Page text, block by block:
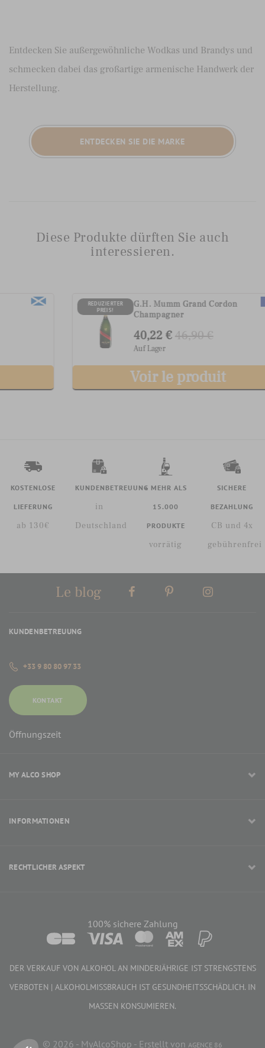
Entdecken Sie außergewöhnliche Wodkas und Brandys und
schmecken dabei das großartige armenische Handwerk der
Herstellung.
ENTDECKEN SIE DIE MARKE
Diese Produkte dürften Sie auch
interessieren.
REDUZIERTER
G.H. Mumm Grand Cordon
Champagner
40,22 € 46,90 €
Auf Lager
Voir le produit
KOSTENLOSE
LIEFERUNG
ab 130€
KUNDENBETREUUNG
in
Deutschland
+ MEHR ALS
15.000
PRODUKTE
vorrätig
SICHERE
BEZAHLUNG
CB und 4x
gebührenfrei
Le blog
KUNDENBETREUUNG
+33 9 80 80 97 33
KONTAKT
Öffnungszeit
MY ALCO SHOP
INFORMATIONEN
RECHTLICHER ASPEKT
100% sichere Zahlung
DER VERKAUF VON ALKOHOL AN MINDERJÄHRIGE IST STRENGSTENS
VERBOTEN | ALKOHOLMISSBRAUCH IST GESUNDHEITSSCHÄDLICH. IN
MASSEN KONSUMIEREN.
© 2026 - MyAlcoShop - Erstellt von AGENCE 86